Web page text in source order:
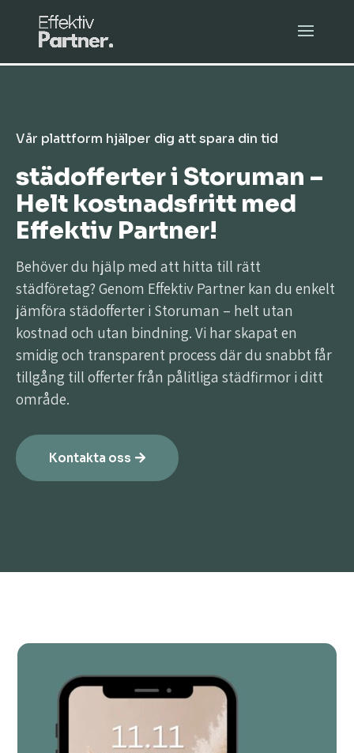
Vår plattform hjälper dig att spara din tid
städofferter i Storuman –
Helt kostnadsfritt med
Effektiv Partner!
Behöver du hjälp med att hitta till rätt
städföretag? Genom Effektiv Partner kan du enkelt
jämföra städofferter i Storuman – helt utan
kostnad och utan bindning. Vi har skapat en
smidig och transparent process där du snabbt får
tillgång till offerter från pålitliga städfirmor i ditt
område.
Kontakta oss